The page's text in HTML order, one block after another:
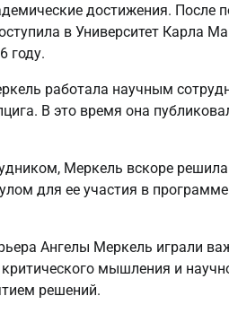
достижения. После
в Университет Карла
году.
работала научным
В это время она
Меркель вскоре
для ее участия в
Ангелы Меркель играли
мышления и
решений.